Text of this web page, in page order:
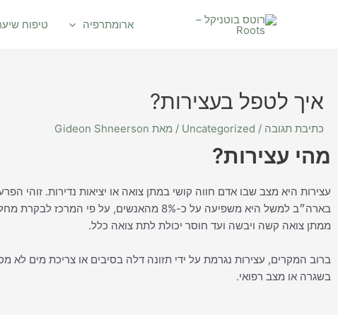
ארומתרפיה טיפוח
איך לטפל בעצירות?
כתיבת תגובה /
Uncategorized / מאת Gideon Shneerson
מהי עצירות?
עצירות היא מצב שבו אדם חווה קושי במתן צואה או יציאות נדירות. זוהי
ממתן צואה קשה ויבשה ועד חוסר יכולת לתת צואה כלל.
ברוב המקרים, עצירות נגרמת על ידי תזונה דלה בסיבים או צריכת מים לא
בשגרה או מצב רפואי.